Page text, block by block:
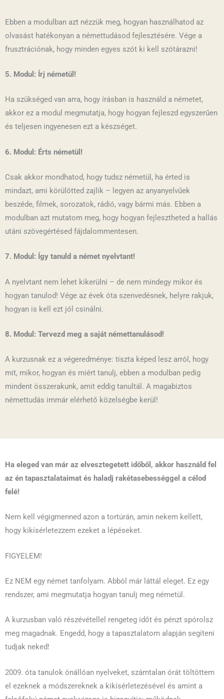
Ebben a modulban azt nézzük meg, hogyan használhatod az
olvasást hatékonyan a némettudásod fejlesztésére. Vége a
frusztrációnak, hogy minden egyes szót ki kell szótárazni!
5. Modul: Írj németül!
Ha szükséged van arra, hogy írásban is használd a németet,
akkor ez a modul megmutatja, hogy hogyan fejleszd egyszerűen
és teljesen ingyenesen ezt a készséget.
6. Modul: Érts németül!
Csak akkor mondhatod, hogy tudsz németül, ha érted is
mindazt, ami körülötted zajlik – legyen az anyanyelvűek
beszéde, filmek, sorozatok, rádió, vagy bármi más. Ebben a
modulban azt mutatom meg, hogy hogyan fejlesztheted a hallás
utáni szövegértésed fájdalommentesen.
7. Modul: Így tanuld a német nyelvtant!
A nyelvtant nem lehet kikerülni – de nem mindegy mikor és
hogyan tanulod! Vége az évek óta szenvedésnek, helyre rakjuk,
hogyan is kell ezt jól csinálni.
8. Modul: Tervezd meg a saját némettanulásod!
A kurzusnak ez a végeredménye: tiszta képed lesz arról, hogy
mit, mikor, hogyan és miért tanulj, ebben a modulban pedig
mindent összerakunk, amit eddig tanultál. A magabiztos
némettudás immár elérhető közelségbe kerül!
Ha eleged van már az elvesztegetett időből, akkor használd fel
az én tapasztalataimat és haladj rakétasebességgel a célod
felé!
Nem kell végigmenned azon a tortúrán, amin nekem kellett,
hogy kikísérletezzem ezeket a lépéseket.
FIGYELEM!
Ez NEM egy német tanfolyam. Abból már láttál eleget. Ez egy
rendszer, ami megmutatja hogyan tanulj meg németül.
A kurzusban való részévétellel rengeteg időt és pénzt spórolsz
meg magadnak. Engedd, hogy a tapasztalatom alapján segíteni
tudjak neked!
2009. óta tanulok önállóan nyelveket, számtalan órát töltöttem
el ezeknek a módszereknek a kikísérletezésével és amint a